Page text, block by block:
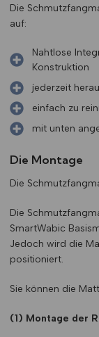
Die
auf:
Nahtlose
Konstruktion
jederzeit
einfach zu
mit unten
Die Montage
Die
Die
SmartWabic
Jedoch wird die
positioniert.
Sie können die
(1) Montage der